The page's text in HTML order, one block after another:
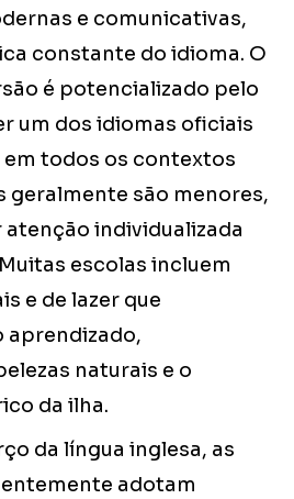
e comunicativas,
constante do idioma. O
é potencializado pelo
um dos idiomas oficiais
todos os contextos
geralmente são menores,
individualizada
escolas incluem
e de lazer que
aprendizado,
naturais e o
da ilha.
da língua inglesa, as
adotam